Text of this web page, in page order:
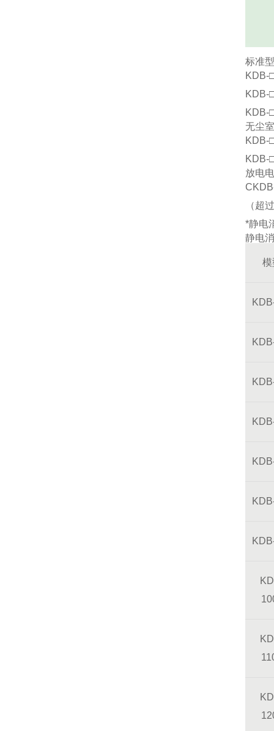
标准型
KDB-
KDB-
KDB-
无尘
KDB-
KDB-
放电
（超
*静电
静电
模